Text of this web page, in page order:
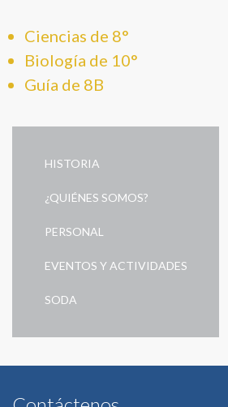
Ciencias de 8°
Biología de 10°
Guía de 8B
HISTORIA
¿QUIÉNES SOMOS?
PERSONAL
EVENTOS Y ACTIVIDADES
SODA